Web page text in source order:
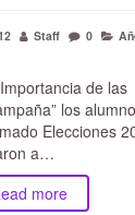
Staff 0
de las
los
Elecciones
a…
more